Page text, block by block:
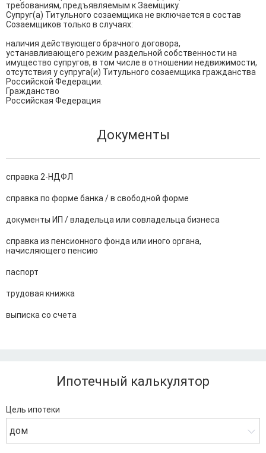
требованиям, предъявляемым к Заемщику.
Супруг(а) Титульного созаемщика не включается в состав
Созаемщиков только в случаях:
наличия действующего брачного договора,
устанавливающего режим раздельной собственности на
имущество супругов, в том числе в отношении недвижимости,
отсутствия у супруга(и) Титульного созаемщика гражданства
Российской Федерации.
Гражданство
Российская Федерация
Документы
справка 2-НДФЛ
справка по форме банка / в свободной форме
документы ИП / владельца или совладельца бизнеса
справка из пенсионного фонда или иного органа,
начисляющего пенсию
паспорт
трудовая книжка
выписка со счета
Ипотечный калькулятор
Цель ипотеки
дом